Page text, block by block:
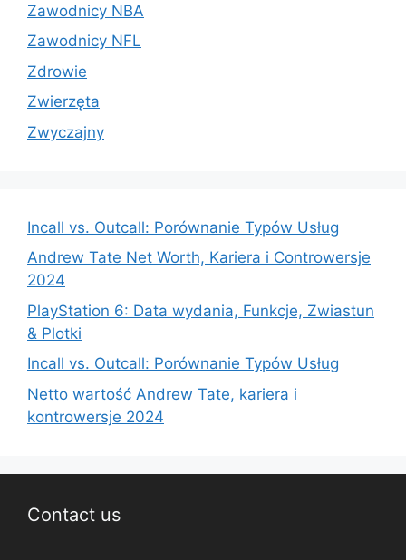
Zawodnicy NBA
Zawodnicy NFL
Zdrowie
Zwierzęta
Zwyczajny
Incall vs. Outcall: Porównanie Typów Usług
Andrew Tate Net Worth, Kariera i Controwersje
2024
PlayStation 6: Data wydania, Funkcje, Zwiastun
& Plotki
Incall vs. Outcall: Porównanie Typów Usług
Netto wartość Andrew Tate, kariera i
kontrowersje 2024
Contact us